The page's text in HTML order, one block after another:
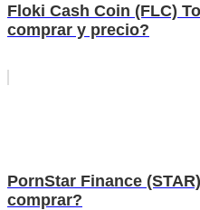
Floki Cash Coin (FLC)
comprar y precio?
PornStar Finance
comprar?